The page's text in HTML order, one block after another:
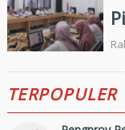
TERPOPULER